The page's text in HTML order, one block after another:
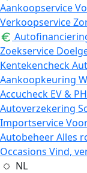
Aankoopservice
Verkoopservice
Zoekservice
Kentekencheck
Aankoopkeuring
Accucheck EV &
Autoverzekering
Importservice
AutobeheerAlles
Occasions Vind,
NL